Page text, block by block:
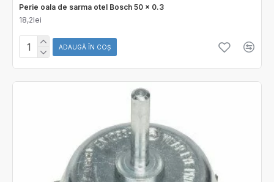
Perie oala de sarma otel Bosch 50 x 0.3
18,2lei
ADAUGĂ ÎN COŞ